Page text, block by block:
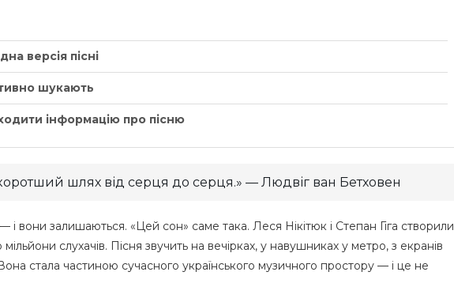
версія пісні
шукають
інформацію про пісню
шлях від серця до серця.» — Людвіг ван Бетховен
і вони залишаються. «Цей сон» саме така. Леся Нікітюк і Степан Гіга створили
слухачів. Пісня звучить на вечірках, у навушниках у метро, з екранів
стала частиною сучасного українського музичного простору — і це не
для...